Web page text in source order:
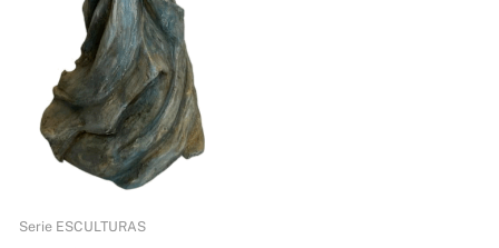
Serie ESCULTURAS